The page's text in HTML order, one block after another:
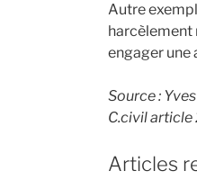
Autre
harcèlement
engager une
Source :
C.civil
Articles